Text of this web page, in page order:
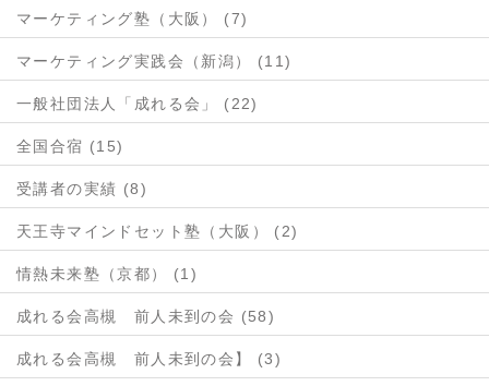
マーケティング塾（大阪） (7)
マーケティング実践会（新潟） (11)
一般社団法人「成れる会」 (22)
全国合宿 (15)
受講者の実績 (8)
天王寺マインドセット塾（大阪） (2)
情熱未来塾（京都） (1)
成れる会高槻 前人未到の会 (58)
成れる会高槻 前人未到の会】 (3)